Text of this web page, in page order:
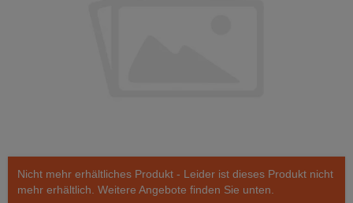
Nicht mehr erhältliches Produkt - Leider ist dieses Produkt nicht
mehr erhältlich. Weitere Angebote finden Sie unten.